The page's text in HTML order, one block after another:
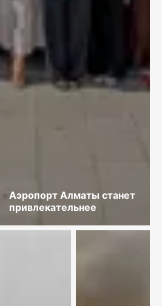
Аэропорт Алматы станет
привлекательнее